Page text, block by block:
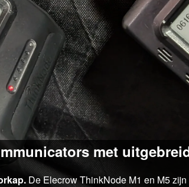
met
De Elecrow ThinkNode M1 en M5